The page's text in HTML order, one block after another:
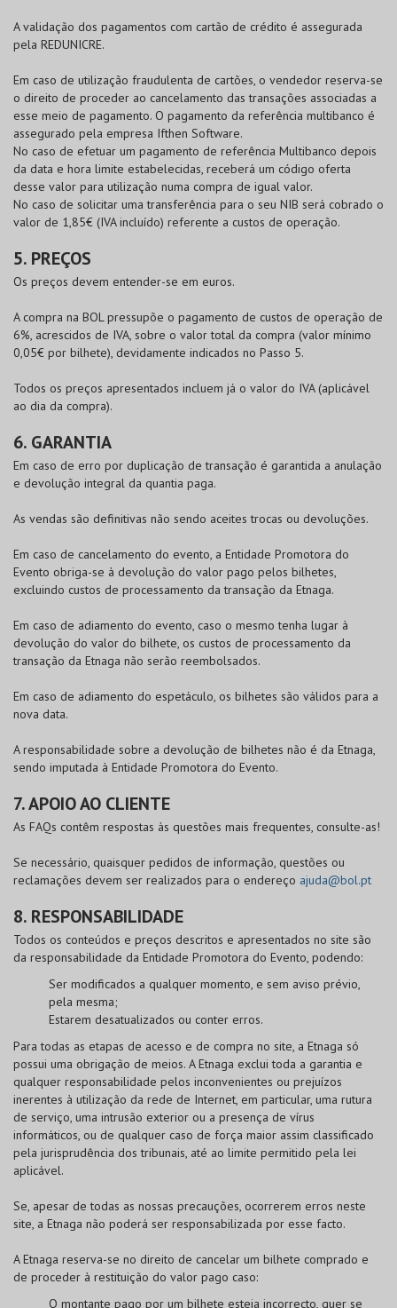
A validação dos pagamentos com cartão de crédito é assegurada
pela REDUNICRE.
Em caso de utilização fraudulenta de cartões, o vendedor reserva-se
o direito de proceder ao cancelamento das transações associadas a
esse meio de pagamento. O pagamento da referência multibanco é
assegurado pela empresa Ifthen Software.
No caso de efetuar um pagamento de referência Multibanco depois
da data e hora limite estabelecidas, receberá um código oferta
desse valor para utilização numa compra de igual valor.
No caso de solicitar uma transferência para o seu NIB será cobrado o
valor de 1,85€ (IVA incluído) referente a custos de operação.
5. PREÇOS
Os preços devem entender-se em euros.
A compra na BOLpressupõe o pagamento de custos de operação de
6%, acrescidos de IVA, sobre o valor total da compra (valor mínimo
0,05€ por bilhete), devidamente indicados no Passo 5.
Todos os preços apresentados incluem já o valor do IVA (aplicável
ao dia da compra).
6. GARANTIA
Em caso de erro por duplicação de transação é garantida a anulação
e devolução integral da quantia paga.
As vendas são definitivas não sendo aceites trocas ou devoluções.
Em caso de cancelamento do evento, a Entidade Promotora do
Evento obriga-se à devolução do valor pago pelos bilhetes,
excluindo custos de processamento da transação da Etnaga.
Em caso de adiamento do evento, caso o mesmo tenha lugar à
devolução do valor do bilhete, os custos de processamento da
transação da Etnaga não serão reembolsados.
Em caso de adiamento do espetáculo, os bilhetes são válidos para a
nova data.
A responsabilidade sobre a devolução de bilhetes não é da Etnaga,
sendo imputada à Entidade Promotora do Evento.
7. APOIO AO CLIENTE
As FAQs contêm respostas às questões mais frequentes, consulte-as!
Se necessário, quaisquer pedidos de informação, questões ou
reclamações devem ser realizados para o endereço ajuda@bol.pt
8. RESPONSABILIDADE
Todos os conteúdos e preços descritos e apresentados no site são
da responsabilidade da Entidade Promotora do Evento, podendo:
Ser modificados a qualquer momento, e sem aviso prévio,
pela mesma;
Estarem desatualizados ou conter erros.
Para todas as etapas de acesso e de compra no site, a Etnaga só
possui uma obrigação de meios. A Etnaga exclui toda a garantia e
qualquer responsabilidade pelos inconvenientes ou prejuízos
inerentes à utilização da rede de Internet, em particular, uma rutura
de serviço, uma intrusão exterior ou a presença de vírus
informáticos, ou de qualquer caso de força maior assim classificado
pela jurisprudência dos tribunais, até ao limite permitido pela lei
aplicável.
Se, apesar de todas as nossas precauções, ocorrerem erros neste
site, a Etnaga não poderá ser responsabilizada por esse facto.
A Etnaga reserva-se no direito de cancelar um bilhete comprado e
de proceder à restituição do valor pago caso:
O montante pago por um bilhete esteja incorrecto, quer se